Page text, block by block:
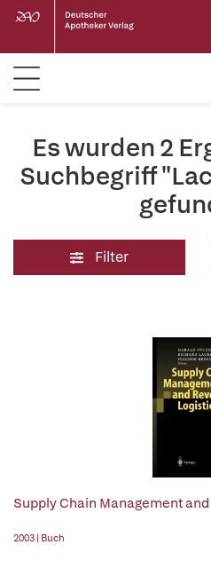
Es wurden 2
Suchbegriff
Filter
Supply Chain Management
2003 | Buch